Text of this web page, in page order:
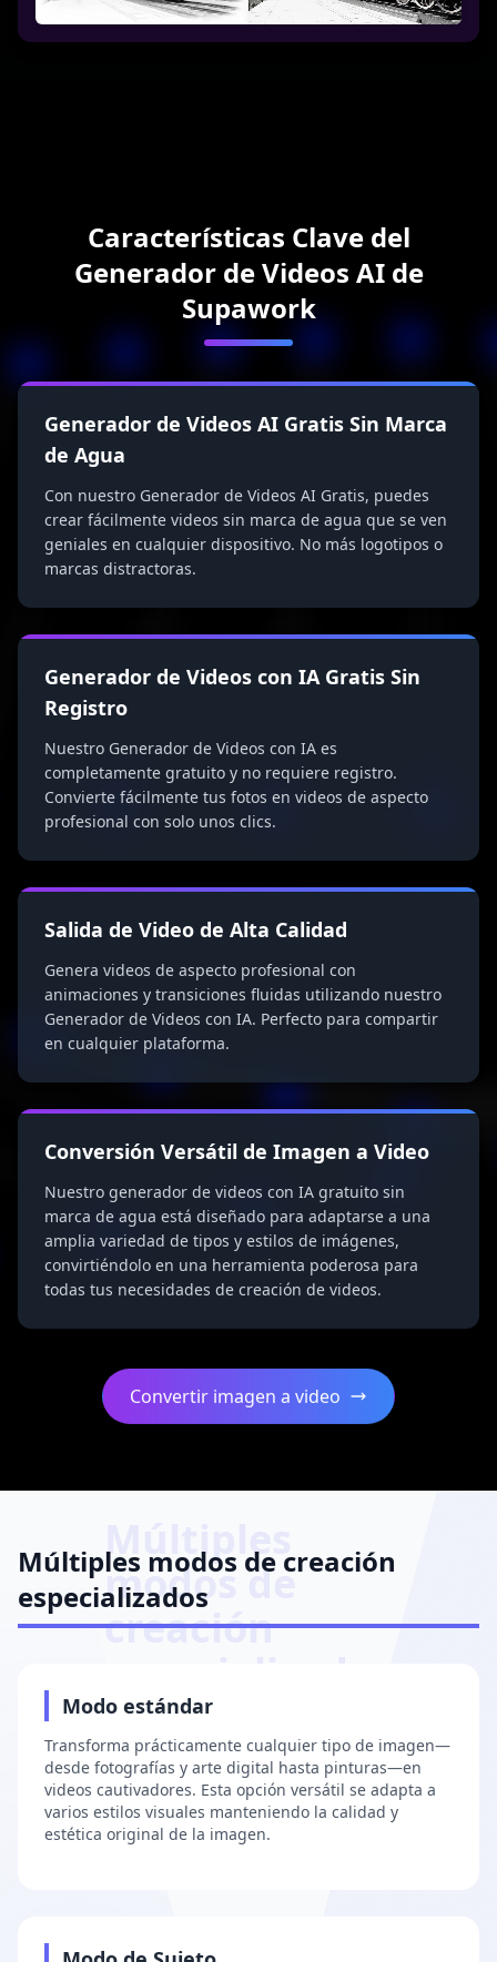
Características Clave del
Generador de Videos AI de
Supawork
Generador de Videos AI Gratis Sin Marca
de Agua
Con nuestro Generador de Videos AI Gratis, puedes
crear fácilmente videos sin marca de agua que se ven
geniales en cualquier dispositivo. No más logotipos o
marcas distractoras.
Generador de Videos con IA Gratis Sin
Registro
Nuestro Generador de Videos con IA es
completamente gratuito y no requiere registro.
Convierte fácilmente tus fotos en videos de aspecto
profesional con solo unos clics.
Salida de Video de Alta Calidad
Genera videos de aspecto profesional con
animaciones y transiciones fluidas utilizando nuestro
Generador de Videos con IA. Perfecto para compartir
en cualquier plataforma.
Conversión Versátil de Imagen a Video
Nuestro generador de videos con IA gratuito sin
marca de agua está diseñado para adaptarse a una
amplia variedad de tipos y estilos de imágenes,
convirtiéndolo en una herramienta poderosa para
todas tus necesidades de creación de videos.
Convertir imagen a video
Múltiples
modos de
creación
especializados
Múltiples modos de creación
especializados
Modo estándar
Transforma prácticamente cualquier tipo de imagen—
desde fotografías y arte digital hasta pinturas—en
videos cautivadores. Esta opción versátil se adapta a
varios estilos visuales manteniendo la calidad y
estética original de la imagen.